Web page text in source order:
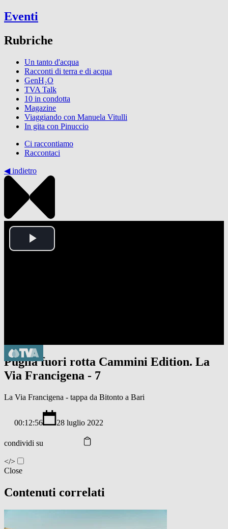
Eventi
Rubriche
Un tanto d'acqua
Racconti di terra e di acqua
GenH₂O
TVA Talk
10 in condotta
Magazine
Viaggiando con Manuela Vitulli
In gita con Pinuccio
Ci raccontiamo
Raccontaci
◀︎ indietro
Play
Puglia fuori rotta Cammini Edition. La
Via Francigena - 7
La Via Francigena - tappa da Bitonto a Bari
00:12:56 28 luglio 2022
condividi su
</>
Close
Contenuti correlati